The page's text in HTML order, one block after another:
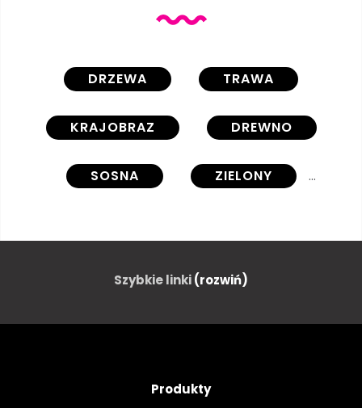
DRZEWA TRAWA
KRAJOBRAZ DREWNO
SOSNA ZIELONY
ISKRA
LATO SPRĘŻYNA
Szybkie linki(rozwiń)
Produkty